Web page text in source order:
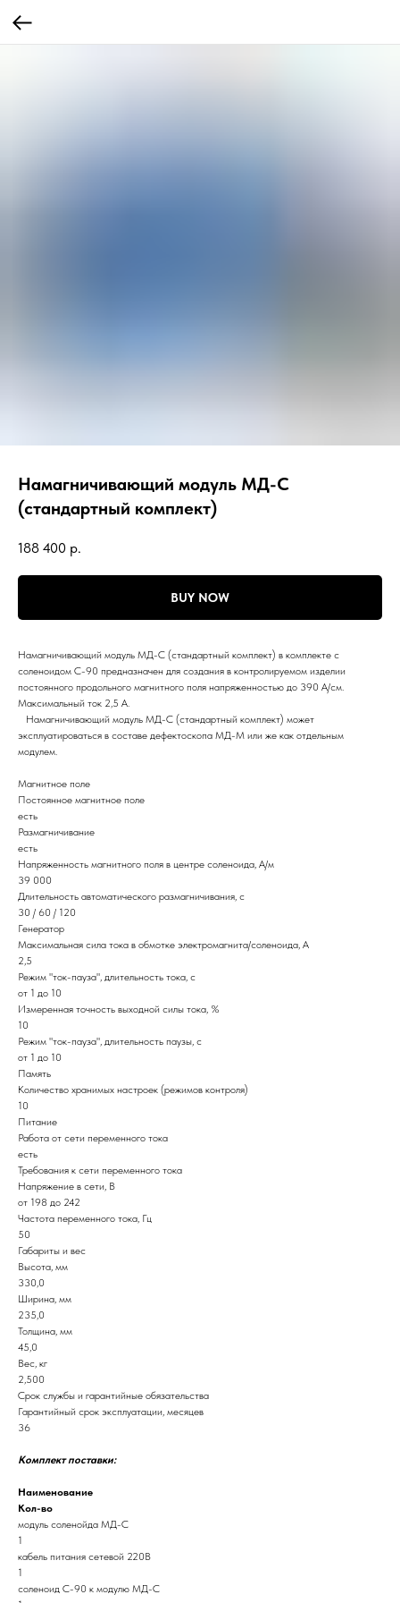
Намагничивающий модуль МД-С
(стандартный комплект)
188 400 р.
BUY NOW
Намагничивающий модуль МД-С (стандартный комплект) в комплекте с
соленоидом С-90 предназначен для создания в контролируемом изделии
постоянного продольного магнитного поля напряженностью до 390 А/см.
Максимальный ток 2,5 А.
Намагничивающий модуль МД-С (стандартный комплект) может
эксплуатироваться в составе дефектоскопа МД-М или же как отдельным
модулем.
Магнитное поле
Постоянное магнитное поле
есть
Размагничивание
есть
Напряженность магнитного поля в центре соленоида, А/м
39 000
Длительность автоматического размагничивания, с
30 / 60 / 120
Генератор
Максимальная сила тока в обмотке электромагнита/соленоида, А
2,5
Режим "ток-пауза", длительность тока, с
от 1 до 10
Измеренная точность выходной силы тока, %
10
Режим "ток-пауза", длительность паузы, с
от 1 до 10
Память
Количество хранимых настроек (режимов контроля)
10
Питание
Работа от сети переменного тока
есть
Требования к сети переменного тока
Напряжение в сети, В
от 198 до 242
Частота переменного тока, Гц
50
Габариты и вес
Высота, мм
330,0
Ширина, мм
235,0
Толщина, мм
45,0
Вес, кг
2,500
Срок службы и гарантийные обязательства
Гарантийный срок эксплуатации, месяцев
36
Комплект поставки:
Наименование
Кол-во
модуль соленойда МД-С
1
кабель питания сетевой 220В
1
соленоид С-90 к модулю МД-С